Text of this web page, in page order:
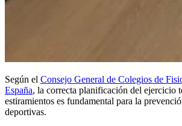
Según el Consejo General de Colegios de
España, la correcta planificación del ejercicio
estiramientos es fundamental para la
deportivas.